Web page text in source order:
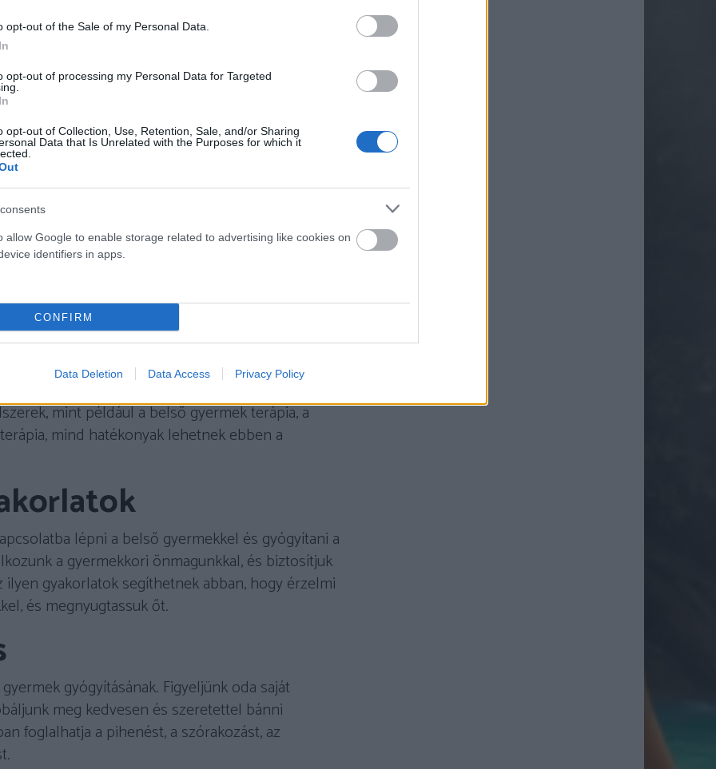
opt-out of the Sale of my Personal Data.
opt-out of processing my Personal Data for Targeted
opt-out of Collection, Use, Retention, Sale, and/or Sharing
Data that Is Unrelated with the Purposes for which it
allow Google to enable storage related to advertising like cookies on
identifiers in apps.
CONFIRM
Data Deletion Data Access Privacy Policy
és a hibázástól való félelem.
folyamat lehet, de számos technika és
Az alábbiakban néhány hatékony módszert
a belső gyermek gyógyításában. Szánjunk időt
és felismerjük, hogyan befolyásolják
és önreflexiós gyakorlatok segíthetnek abban,
múltbeli élményeink hatásait.
gyógyításában. A terápia során lehetőség
dolgozzuk fel gyermekkori traumáinkat és
mint például a belső gyermek terápia, a
mind hatékonyak lehetnek ebben a
lépni a belső gyermekkel és gyógyítani a
a gyermekkori önmagunkkal, és biztosítjuk
gyakorlatok segíthetnek abban, hogy érzelmi
és megnyugtassuk őt.
gyógyításának. Figyeljünk oda saját
meg kedvesen és szeretettel bánni
foglalhatja a pihenést, a szórakozást, az